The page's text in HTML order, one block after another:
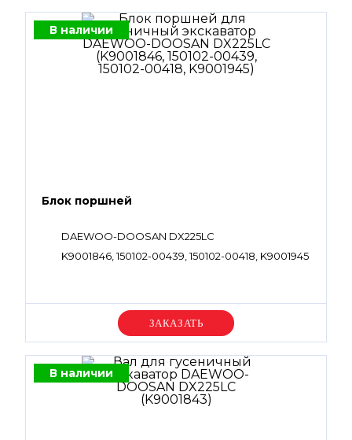
В наличии
Блок поршней
DAEWOO-DOOSAN DX225LC
K9001846, 150102-00439, 150102-00418, K9001945
Уточняйте цену
В наличии